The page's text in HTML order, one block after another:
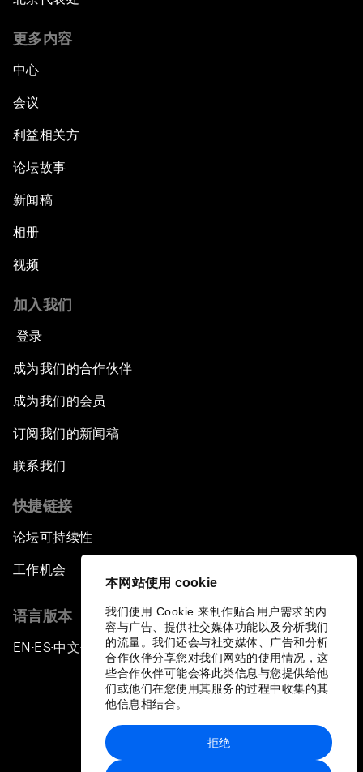
本网站使用 cookie
我们使用 Cookie 来制作贴合用户需求的内
容与广告、提供社交媒体功能以及分析我们
的流量。我们还会与社交媒体、广告和分析
合作伙伴分享您对我们网站的使用情况，这
些合作伙伴可能会将此类信息与您提供给他
们或他们在您使用其服务的过程中收集的其
他信息相结合。
拒绝
更多内容
中心
会议
利益相关方
论坛故事
新闻稿
相册
视频
加入我们
登录
成为我们的合作伙伴
成为我们的会员
订阅我们的新闻稿
联系我们
快捷链接
论坛可持续性
工作机会
语言版本
EN ▪ ES▪中文▪ 日本語